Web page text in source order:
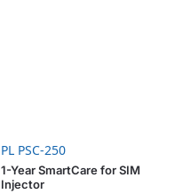
PL PSC-250
1-Year SmartCare for SIM
Injector